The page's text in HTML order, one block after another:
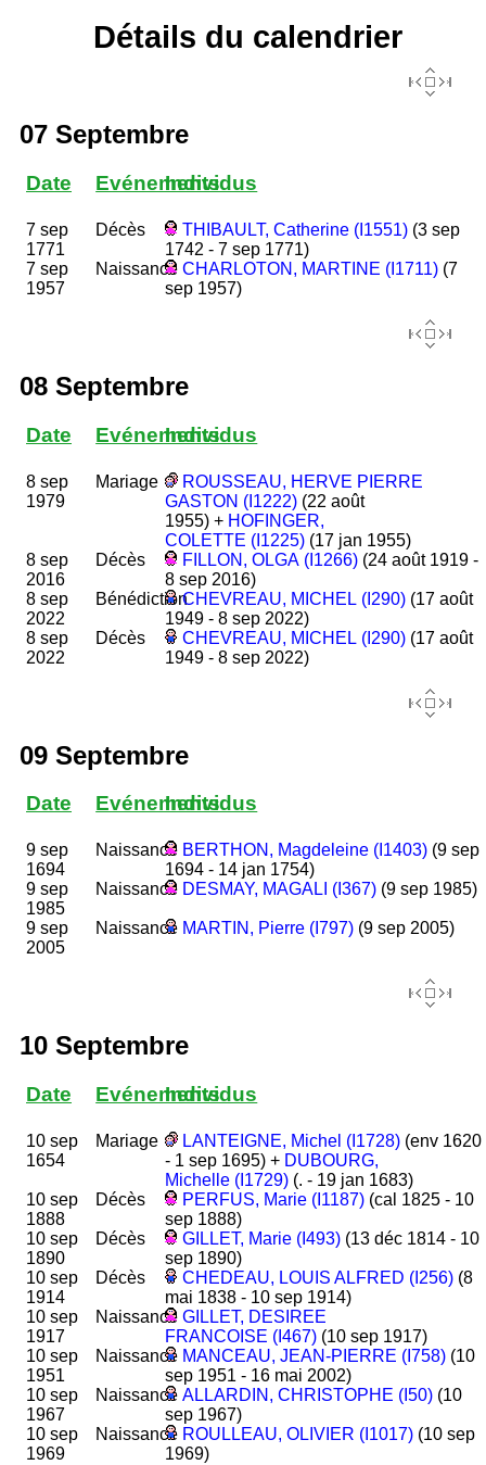
Détails du calendrier
07 Septembre
Date Evénements
Individus
7 sep
1771
Décès THIBAULT, Catherine (I1551) (3 sep
1742 - 7 sep 1771)
7 sep
1957
Naissance CHARLOTON, MARTINE (I1711) (7
sep 1957)
08 Septembre
Date Evénements
Individus
8 sep
1979
Mariage
ROUSSEAU, HERVE PIERRE
GASTON (I1222) (22 août
1955) + HOFINGER,
COLETTE (I1225) (17 jan 1955)
8 sep
2016
Décès FILLON, OLGA (I1266) (24 août 1919 -
8 sep 2016)
8 sep
2022
BénédictionCHEVREAU, MICHEL (I290) (17 août
1949 - 8 sep 2022)
8 sep
2022
Décès CHEVREAU, MICHEL (I290) (17 août
1949 - 8 sep 2022)
09 Septembre
Date Evénements
Individus
9 sep
1694
Naissance BERTHON, Magdeleine (I1403) (9 sep
1694 - 14 jan 1754)
9 sep
1985
Naissance DESMAY, MAGALI (I367) (9 sep 1985)
9 sep
2005
Naissance MARTIN, Pierre (I797) (9 sep 2005)
10 Septembre
Date Evénements
Individus
10 sep
1654
Mariage LANTEIGNE, Michel (I1728) (env 1620
- 1 sep 1695) + DUBOURG,
Michelle (I1729) (. - 19 jan 1683)
10 sep
1888
Décès PERFUS, Marie (I1187) (cal 1825 - 10
sep 1888)
10 sep
1890
Décès GILLET, Marie (I493) (13 déc 1814 - 10
sep 1890)
10 sep
1914
Décès CHEDEAU, LOUIS ALFRED (I256) (8
mai 1838 - 10 sep 1914)
10 sep
1917
Naissance GILLET, DESIREE
FRANCOISE (I467) (10 sep 1917)
10 sep
1951
Naissance MANCEAU, JEAN-PIERRE (I758) (10
sep 1951 - 16 mai 2002)
10 sep
1967
Naissance ALLARDIN, CHRISTOPHE (I50) (10
sep 1967)
10 sep
1969
Naissance ROULLEAU, OLIVIER (I1017) (10 sep
1969)